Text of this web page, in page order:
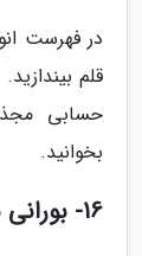
در فهرست
قلم
حسابی
بخوانید.
16- بورانی بادمجان